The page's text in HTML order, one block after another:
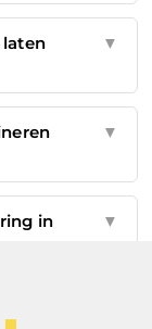
laten
▼
▼
in
▼